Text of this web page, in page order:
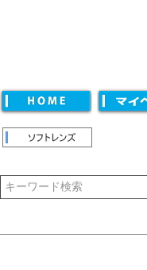
並び順
新着順
登録順
キーワードヒット順